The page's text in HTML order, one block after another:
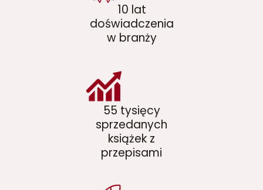
10 lat
doświadczenia
w branży
55 tysięcy
sprzedanych
książek z
przepisami